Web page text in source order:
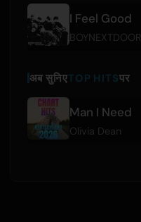
I Feel Good
BOYNEXTDOOR
अब सुनिएTOP HITSपर
Man I Need
Olivia Dean